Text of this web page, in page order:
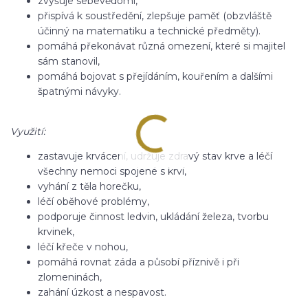
přispívá k soustředění, zlepšuje paměť (obzvláště
účinný na matematiku a technické předměty).
pomáhá překonávat různá omezení, které si majitel
sám stanovil,
pomáhá bojovat s přejídáním, kouřením a dalšími
špatnými návyky.
Využití:
zastavuje krvácení, udržuje zdravý stav krve a léčí
všechny nemoci spojené s krví,
vyhání z těla horečku,
léčí oběhové problémy,
podporuje činnost ledvin, ukládání železa, tvorbu
krvinek,
léčí křeče v nohou,
pomáhá rovnat záda a působí příznivě i při
zlomeninách,
zahání úzkost a nespavost.